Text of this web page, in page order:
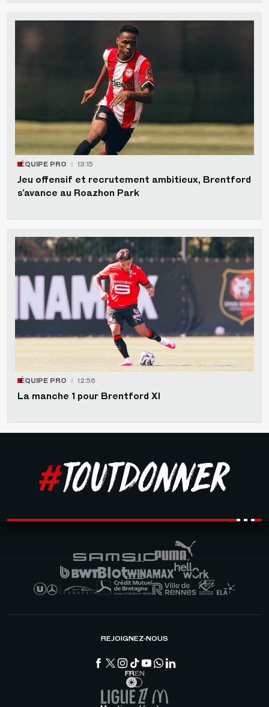
ÉQUIPE PRO 13:15
Jeu offensif et recrutement ambitieux, Brentford
s’avance au Roazhon Park
ÉQUIPE PRO 12:56
La manche 1 pour Brentford XI
REJOIGNEZ-NOUS
FREN